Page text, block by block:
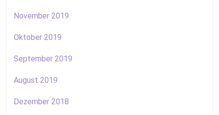
November 2019
Oktober 2019
September 2019
August 2019
Dezember 2018